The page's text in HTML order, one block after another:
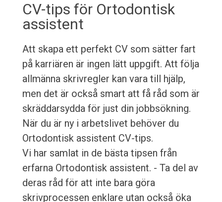
CV-tips för Ortodontisk
assistent
Att skapa ett perfekt CV som sätter fart
på karriären är ingen lätt uppgift. Att följa
allmänna skrivregler kan vara till hjälp,
men det är också smart att få råd som är
skräddarsydda för just din jobbsökning.
När du är ny i arbetslivet behöver du
Ortodontisk assistent CV-tips.
Vi har samlat in de bästa tipsen från
erfarna Ortodontisk assistent. - Ta del av
deras råd för att inte bara göra
skrivprocessen enklare utan också öka